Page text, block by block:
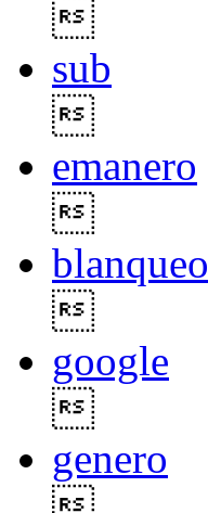
sub
emanero
blanqueo
google
genero